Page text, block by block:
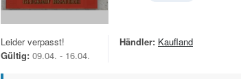
Leider verpasst!
Gültig: 09.04. - 16.04.
Händler: Kaufland